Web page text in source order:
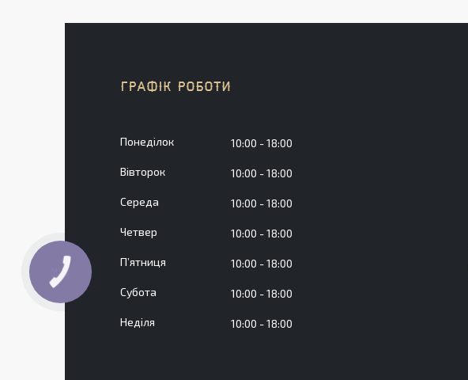
ГРАФІК РОБОТИ
Понеділок 10:00 18:00
Вівторок 10:00 18:00
Середа 10:00 18:00
Четвер 10:00 18:00
Пʼятниця 10:00 18:00
Субота 10:00 18:00
Неділя 10:00 18:00
КНОПКА
ЗВ'ЯЗКУ